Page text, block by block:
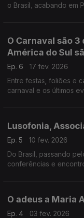
o Brasil, acabando em
O Carnaval são
América do Sul
Ep. 6
17 fev. 2026
Entre festas, foliões e
carnaval e os últimos
Lusofonia,
Ep. 5
10 fev. 2026
Do Brasil, passando
conferências e
O adeus a Maria
Ep. 4
03 fev. 2026